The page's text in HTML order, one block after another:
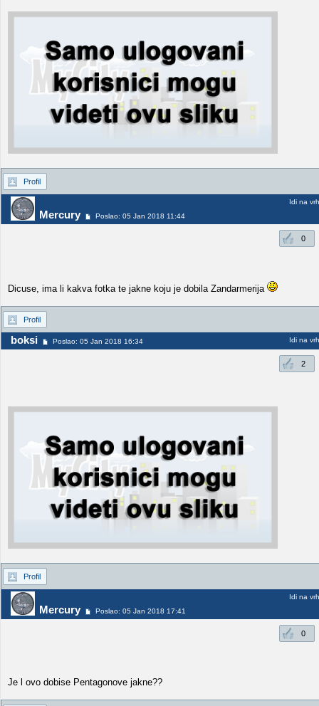
Profil
Mercury Poslao: 05 Jan 2018 11:44
Idi na vrh
0
Dicuse, ima li kakva fotka te jakne koju je dobila Zandarmerija
Profil
boksi Poslao: 05 Jan 2018 16:34 Idi na vrh
2
Profil
Mercury Poslao: 05 Jan 2018 17:41
Idi na vrh
0
Je l ovo dobise Pentagonove jakne??